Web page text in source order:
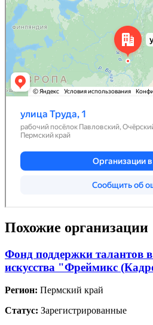
Похожие организации
Фонд поддержки талантов
искусства "Фреймикс
Регион: Пермский край
Статус: Зарегистрированные